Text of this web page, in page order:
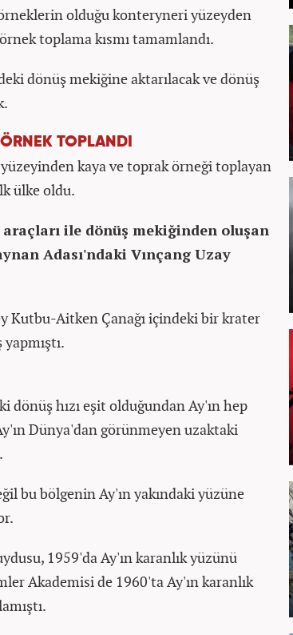
olduğu konteryneri yüzeyden
toplama kısmı tamamlandı.
dönüş mekiğine aktarılacak ve dönüş
TOPLANDI
yüzeyinden kaya ve toprak örneği toplayan
ülke oldu.
ile dönüş mekiğinden oluşan
Adası'ndaki Vınçang Uzay
Kutbu-Aitken Çanağı içindeki bir krater
dönüş hızı eşit olduğundan Ay'ın hep
Dünya'dan görünmeyen uzaktaki
bu bölgenin Ay'ın yakındaki yüzüne
1959'da Ay'ın karanlık yüzünü
Akademisi de 1960'ta Ay'ın karanlık